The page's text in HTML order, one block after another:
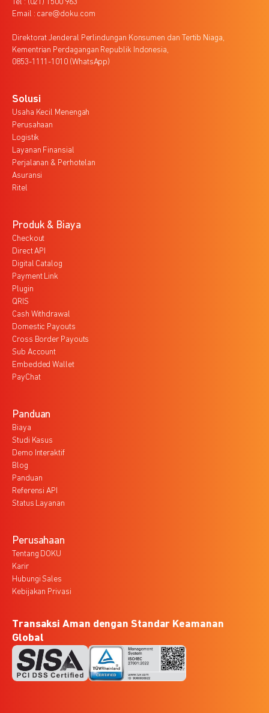
Tel : (021) 1500 963
Email : care@doku.com
Direktorat Jenderal Perlindungan Konsumen dan Tertib Niaga,
Kementrian Perdagangan Republik Indonesia,
0853-1111-1010 (WhatsApp)
Solusi
Usaha Kecil Menengah
Perusahaan
Logistik
Layanan Finansial
Perjalanan & Perhotelan
Asuransi
Ritel
Produk & Biaya
Checkout
Direct API
Digital Catalog
Payment Link
Plugin
QRIS
Cash Withdrawal
Domestic Payouts
Cross Border Payouts
Sub Account
Embedded Wallet
PayChat
Panduan
Biaya
Studi Kasus
Demo Interaktif
Blog
Panduan
Referensi API
Status Layanan
Perusahaan
Tentang DOKU
Karir
Hubungi Sales
Kebijakan Privasi
Transaksi Aman dengan Standar Keamanan
Global